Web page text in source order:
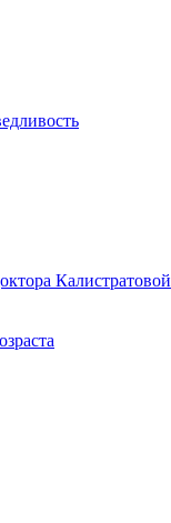
Калистратовой